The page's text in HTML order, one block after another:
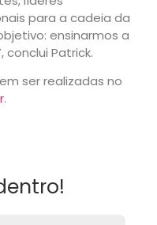
para a cadeia da
ensinarmos a
Patrick.
ser realizadas no
.